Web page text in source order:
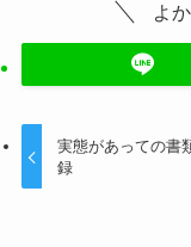
k
よ
実態があっての書
録